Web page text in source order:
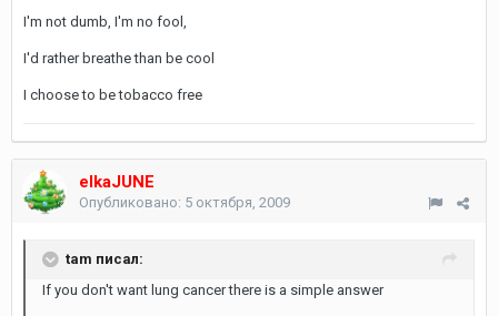
I'm not dumb, I'm no fool,
I'd rather breathe than be cool
I choose to be tobacco free
elkaJUNE
Опубликовано: 5 октября, 2009
tam писал:
If you don't want lung cancer there is a simple answer